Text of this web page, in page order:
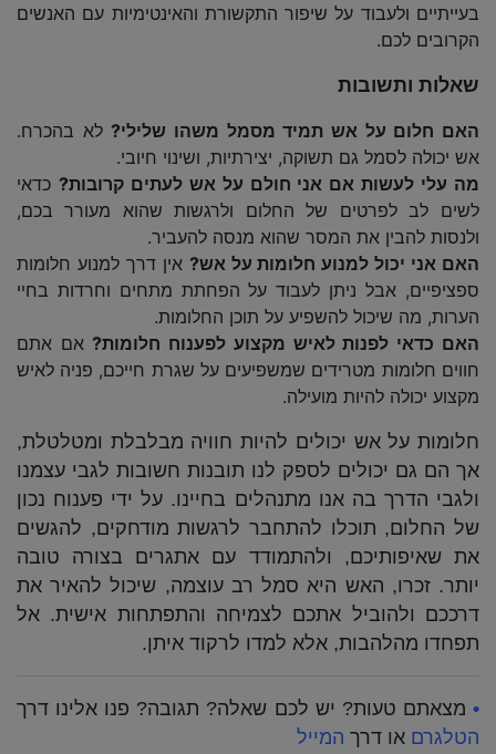
בעייתיים ולעבוד על שיפור התקשורת והאינטימיות עם האנשים
הקרובים לכם.
שאלות ותשובות
האם חלום על אש תמיד מסמל משהו שלילי? לא בהכרח.
אש יכולה לסמל גם תשוקה, יצירתיות, ושינוי חיובי.
מה עלי לעשות אם אני חולם על אש לעתים קרובות? כדאי
לשים לב לפרטים של החלום ולרגשות שהוא מעורר בכם,
ולנסות להבין את המסר שהוא מנסה להעביר.
האם אני יכול למנוע חלומות על אש? אין דרך למנוע חלומות
ספציפיים, אבל ניתן לעבוד על הפחתת מתחים וחרדות בחיי
הערות, מה שיכול להשפיע על תוכן החלומות.
האם כדאי לפנות לאיש מקצוע לפענוח חלומות? אם אתם
חווים חלומות מטרידים שמשפיעים על שגרת חייכם, פניה לאיש
מקצוע יכולה להיות מועילה.
חלומות על אש יכולים להיות חוויה מבלבלת ומטלטלת,
אך הם גם יכולים לספק לנו תובנות חשובות לגבי עצמנו
ולגבי הדרך בה אנו מתנהלים בחיינו. על ידי פענוח נכון
של החלום, תוכלו להתחבר לרגשות מודחקים, להגשים
את שאיפותיכם, ולהתמודד עם אתגרים בצורה טובה
יותר. זכרו, האש היא סמל רב עוצמה, שיכול להאיר את
דרככם ולהוביל אתכם לצמיחה והתפתחות אישית. אל
תפחדו מהלהבות, אלא למדו לרקוד איתן.
• מצאתם טעות? יש לכם שאלה? תגובה? פנו אלינו דרך
הטלגרם או דרך המייל